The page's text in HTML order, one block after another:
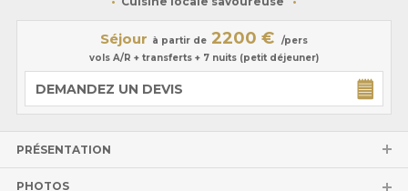
Séjour à partir de 2200 €
/pers
vols A/R + transferts + 7 nuits (petit déjeuner)
DEMANDEZ UN DEVIS
PRÉSENTATION
PHOTOS